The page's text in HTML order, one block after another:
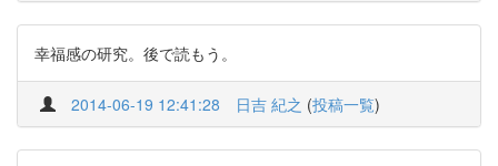
幸福感の研究。後で読もう。
2014-06-19 12:41:28 日吉 紀之 (投稿一覧)